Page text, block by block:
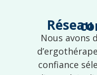
Nous avons
confiance